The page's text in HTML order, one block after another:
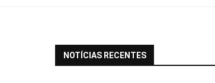
NOTÍCIAS RECENTES